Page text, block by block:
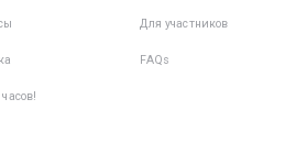
Для участников
FAQs